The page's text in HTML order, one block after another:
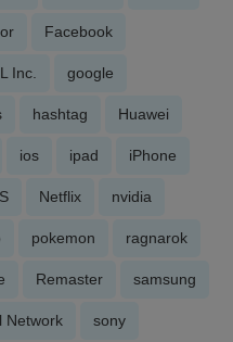
Facebook
Inc. google
hashtag Huawei
ios ipad iPhone
Netflix nvidia
pokemon ragnarok
Remaster samsung
Network sony